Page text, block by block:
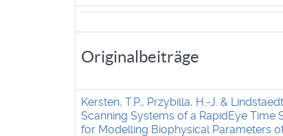
Originalbeiträge
Kersten, T.P., Przybilla, H.-J. &
Scanning Systems of a RapidEye
for Modelling Biophysical Parameters